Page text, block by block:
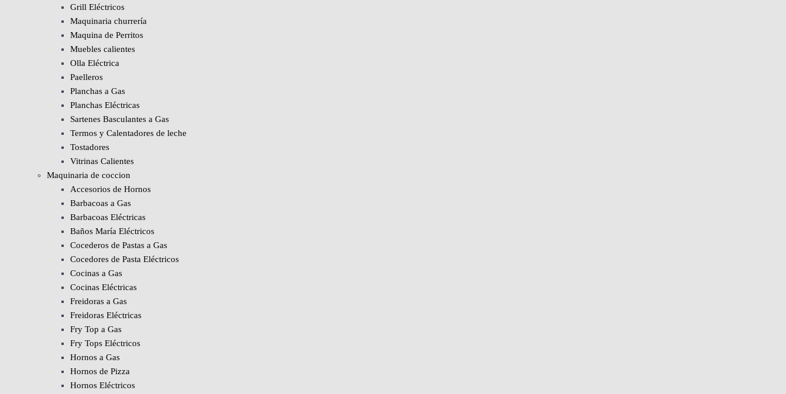
Grill Eléctricos
Maquinaria churrería
Maquina de Perritos
Muebles calientes
Olla Eléctrica
Paelleros
Planchas a Gas
Planchas Eléctricas
Sartenes Basculantes a Gas
Termos y Calentadores de leche
Tostadores
Vitrinas Calientes
Maquinaria de coccion
Accesorios de Hornos
Barbacoas a Gas
Barbacoas Eléctricas
Baños María Eléctricos
Cocederos de Pastas a Gas
Cocedores de Pasta Eléctricos
Cocinas a Gas
Cocinas Eléctricas
Freidoras a Gas
Freidoras Eléctricas
Fry Top a Gas
Fry Tops Eléctricos
Hornos a Gas
Hornos de Pizza
Hornos Eléctricos